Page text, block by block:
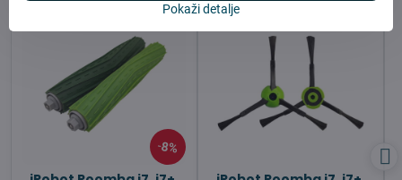
8%
Pokaži detalje